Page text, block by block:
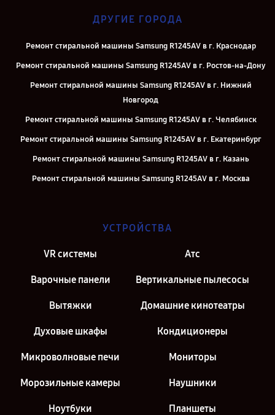
ДРУГИЕ ГОРОДА
Ремонт стиральной машины Samsung R1245AV в г. Краснодар
Ремонт стиральной машины Samsung R1245AV в г. Ростов-на-Дону
Ремонт стиральной машины Samsung R1245AV в г. Нижний
Новгород
Ремонт стиральной машины Samsung R1245AV в г. Челябинск
Ремонт стиральной машины Samsung R1245AV в г. Екатеринбург
Ремонт стиральной машины Samsung R1245AV в г. Казань
Ремонт стиральной машины Samsung R1245AV в г. Москва
УСТРОЙСТВА
VR системы Атс
Варочные панели Вертикальные пылесосы
Вытяжки Домашние кинотеатры
Духовые шкафы Кондиционеры
Микроволновые печи Мониторы
Морозильные камеры Наушники
Ноутбуки Планшеты